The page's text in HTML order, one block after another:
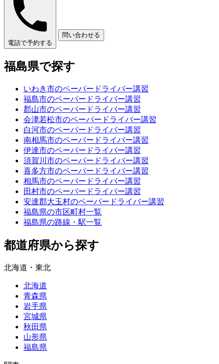
電話で予約する
問い合わせる
福島県で探す
いわき市のペーパードライバー講習
福島市のペーパードライバー講習
郡山市のペーパードライバー講習
会津若松市のペーパードライバー講習
白河市のペーパードライバー講習
南相馬市のペーパードライバー講習
伊達市のペーパードライバー講習
須賀川市のペーパードライバー講習
喜多方市のペーパードライバー講習
相馬市のペーパードライバー講習
田村市のペーパードライバー講習
安達郡大玉村のペーパードライバー講習
福島県の市区町村一覧
福島県の路線・駅一覧
都道府県から探す
北海道・東北
北海道
青森県
岩手県
宮城県
秋田県
山形県
福島県